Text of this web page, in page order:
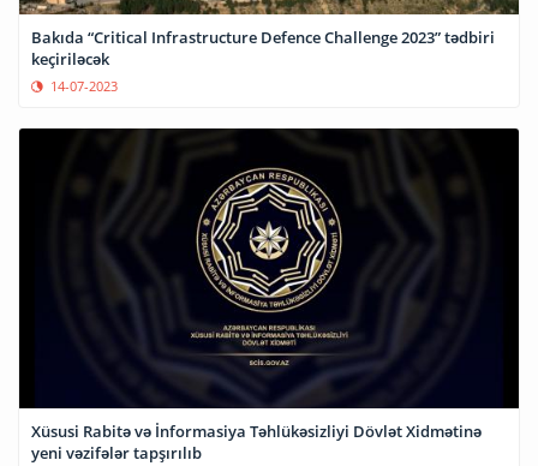
Bakıda “Critical Infrastructure Defence Challenge 2023” tədbiri
keçiriləcək
14-07-2023
Xüsusi Rabitə və İnformasiya Təhlükəsizliyi Dövlət Xidmətinə
yeni vəzifələr tapşırılıb